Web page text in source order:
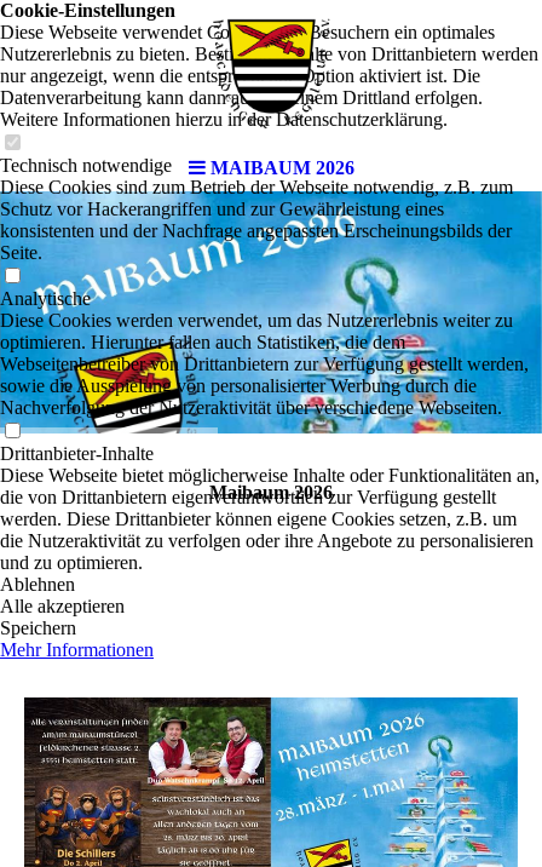
MAIBAUM 2026
Maibaum 2026
Cookie-Einstellungen
Diese Webseite verwendet Cookies, um Besuchern ein optimales
Nutzererlebnis zu bieten. Bestimmte Inhalte von Drittanbietern werden
nur angezeigt, wenn die entsprechende Option aktiviert ist. Die
Datenverarbeitung kann dann auch in einem Drittland erfolgen.
Weitere Informationen hierzu in der Datenschutzerklärung.
Technisch notwendige
Diese Cookies sind zum Betrieb der Webseite notwendig, z.B. zum
Schutz vor Hackerangriffen und zur Gewährleistung eines
konsistenten und der Nachfrage angepassten Erscheinungsbilds der
Seite.
Analytische
Diese Cookies werden verwendet, um das Nutzererlebnis weiter zu
optimieren. Hierunter fallen auch Statistiken, die dem
Webseitenbetreiber von Drittanbietern zur Verfügung gestellt werden,
sowie die Ausspielung von personalisierter Werbung durch die
Nachverfolgung der Nutzeraktivität über verschiedene Webseiten.
Drittanbieter-Inhalte
Diese Webseite bietet möglicherweise Inhalte oder Funktionalitäten an,
die von Drittanbietern eigenverantwortlich zur Verfügung gestellt
werden. Diese Drittanbieter können eigene Cookies setzen, z.B. um
die Nutzeraktivität zu verfolgen oder ihre Angebote zu personalisieren
und zu optimieren.
Ablehnen
Alle akzeptieren
Speichern
Mehr Informationen